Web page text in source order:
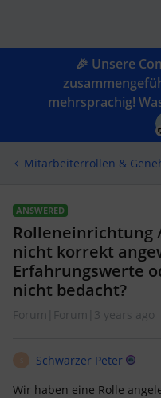
🎉 Unsere
mehrsprachig!
Mitarbeiterrollen &
ANSWERED
Rolleneinrichtung
nicht korrekt
Erfahrungswerte
nicht bedacht?
Forum|Forum|3 years ago
Schwarzer Peter
Wir haben eine Rolle